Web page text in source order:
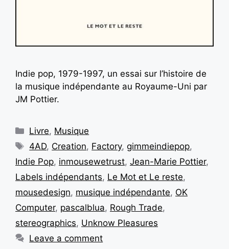
Indie pop, 1979-1997, un essai sur l’histoire de
la musique indépendante au Royaume-Uni par
JM Pottier.
Livre, Musique
4AD, Creation, Factory,gimmeindiepop,
Indie Pop, inmousewetrust, Jean-Marie Pottier,
Labels indépendants, Le Mot et Le reste,
mousedesign, musique indépendante, OK
Computer, pascalblua, Rough Trade,
stereographics, Unknow Pleasures
Leave a comment